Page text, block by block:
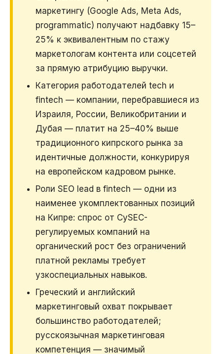
маркетингу (Google Ads, Meta Ads,
programmatic) получают надбавку 15–
25% к эквивалентным по стажу
маркетологам контента или соцсетей
за прямую атрибуцию выручки.
Категория работодателей tech и
fintech — компании, перебравшиеся из
Израиля, России, Великобритании и
Дубая — платит на 25–40% выше
традиционного кипрского рынка за
идентичные должности, конкурируя
на европейском кадровом рынке.
Роли SEO lead в fintech — одни из
наименее укомплектованных позиций
на Кипре: спрос от CySEC-
регулируемых компаний на
органический рост без ограничений
платной рекламы требует
узкоспециальных навыков.
Греческий и английский
маркетинговый охват покрывает
большинство работодателей;
русскоязычная маркетинговая
компетенция — значимый